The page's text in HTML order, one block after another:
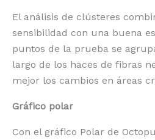
El análisis de clústeres
sensibilidad con una buena
puntos de la prueba se
largo de los haces de fibras
mejor los cambios en áreas
Gráfico polar
Con el gráfico Polar de